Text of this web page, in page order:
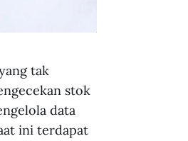
tak
stok
data
ini terdapat